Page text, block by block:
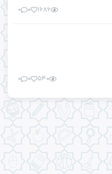
۱۶۸۶ ۰ ۰
۵۴۰ ۰ ۰